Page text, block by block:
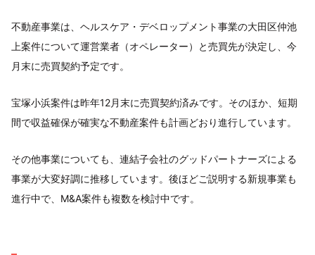
不動産事業は、ヘルスケア・デベロップメント事業の大田区仲池
上案件について運営業者（オペレーター）と売買先が決定し、今
月末に売買契約予定です。
宝塚小浜案件は昨年12月末に売買契約済みです。そのほか、短期
間で収益確保が確実な不動産案件も計画どおり進行しています。
その他事業についても、連結子会社のグッドパートナーズによる
事業が大変好調に推移しています。後ほどご説明する新規事業も
進行中で、M&A案件も複数を検討中です。